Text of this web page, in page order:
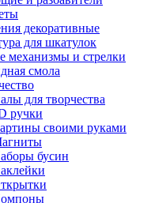
декоративные
для шкатулок
механизмы и стрелки
смола
для творчества
ручки
своими руками
бусин